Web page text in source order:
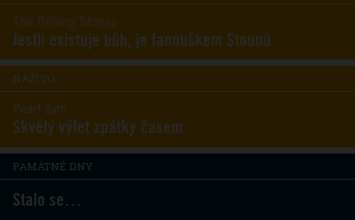
The Rolling Stones
Jestli existuje bůh, je fanouškem Stounů
NAŽIVO
Pearl Jam
Skvělý výlet zpátky časem
PAMÁTNÉ DNY
Stalo se…